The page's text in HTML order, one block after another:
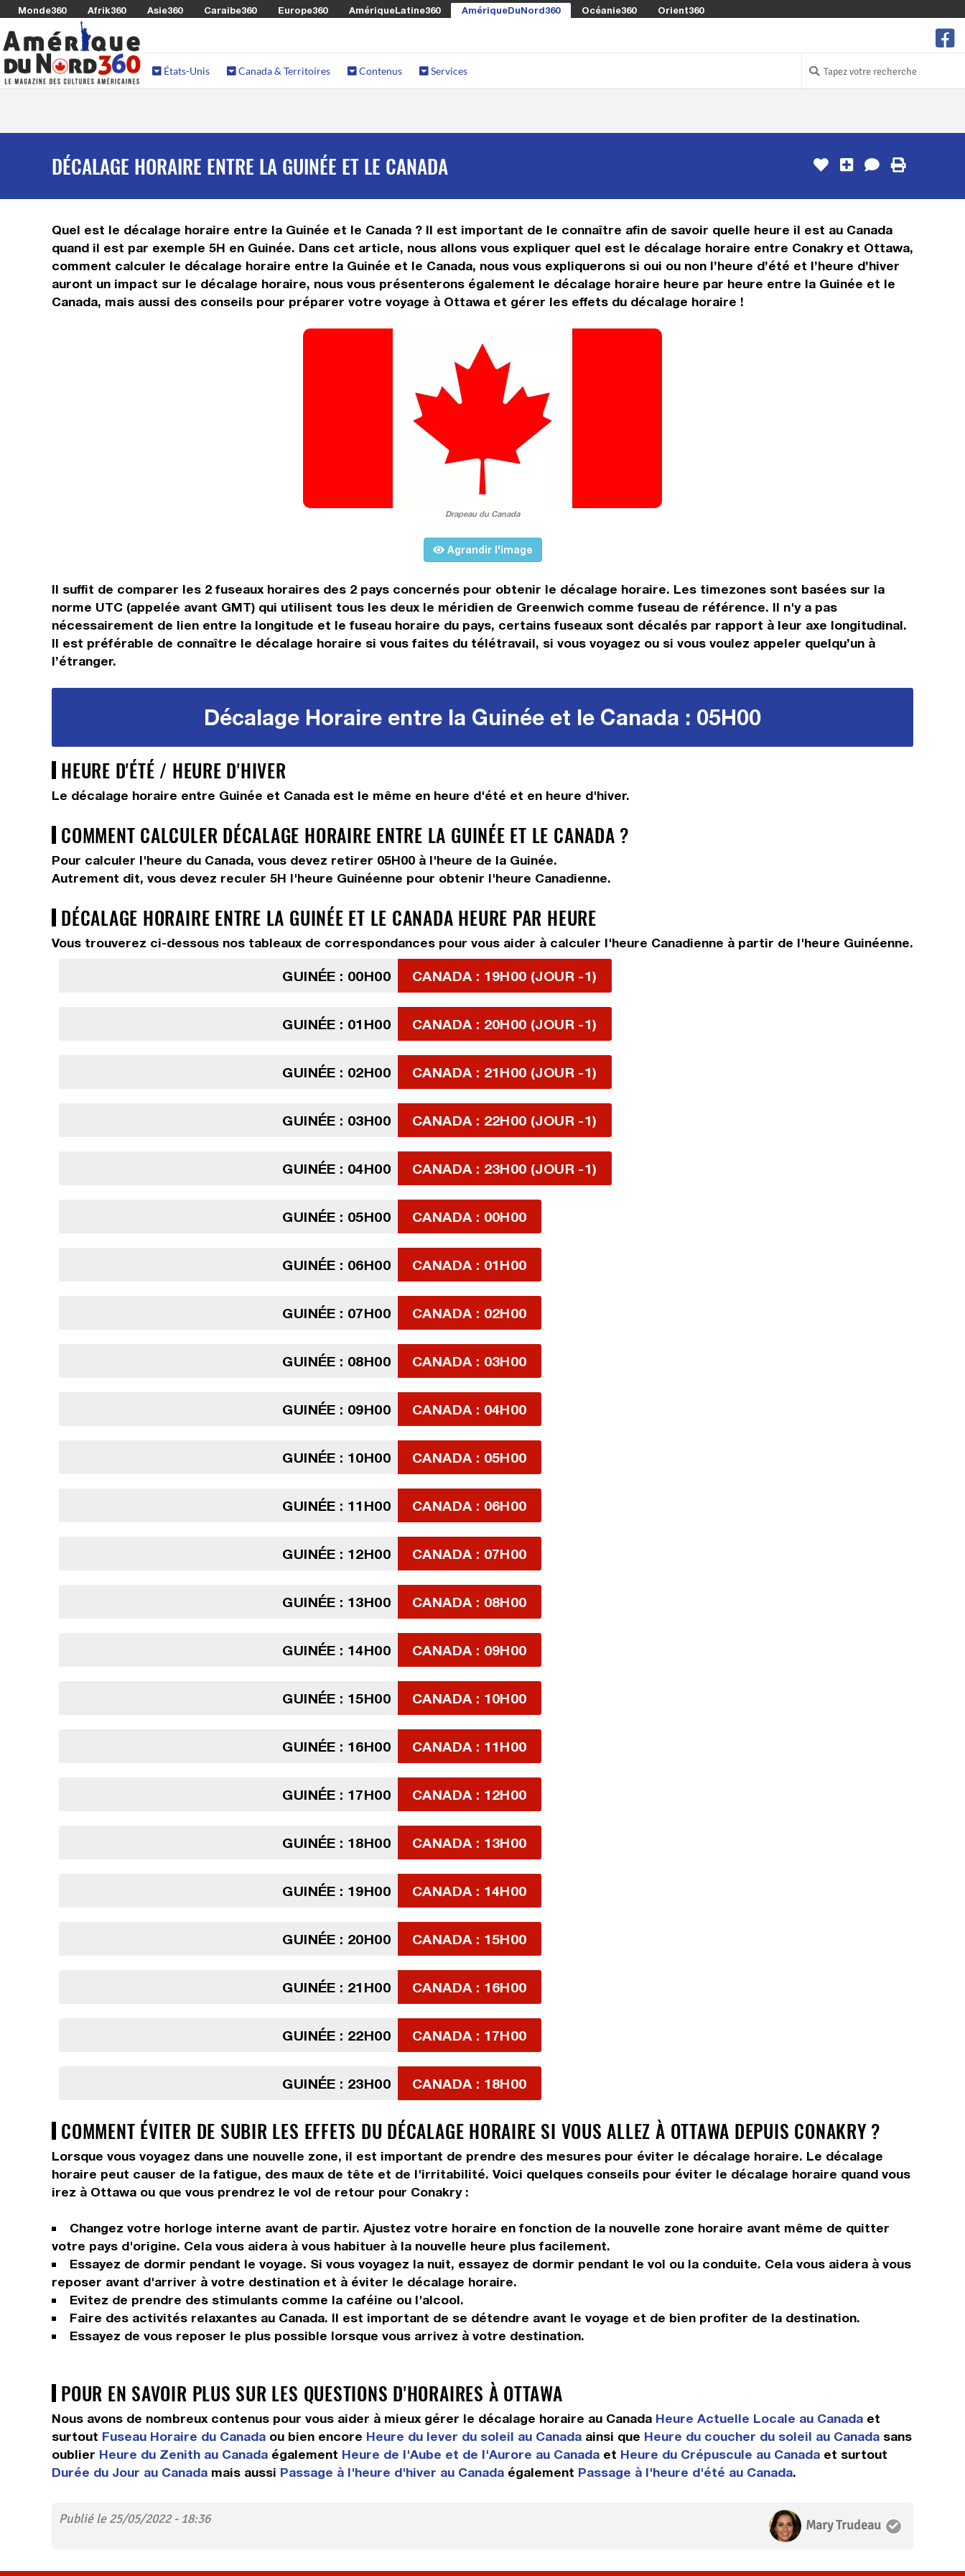
Monde360 Afrik360 Asie360 Caraibe360 Europe360 AmériqueLatine360 AmériqueDuNord360 Océanie360 Orient360
États-Unis Canada & Territoires Contenus Services
DÉCALAGE HORAIRE ENTRE LA GUINÉE ET LE CANADA
Quel est le décalage horaire entre la Guinée et le Canada ? Il est important de le connaître afin de savoir quelle heure il est au Canada
quand il est par exemple 5H en Guinée. Dans cet article, nous allons vous expliquer quel est le décalage horaire entre Conakry et Ottawa,
comment calculer le décalage horaire entre la Guinée et le Canada, nous vous expliquerons si oui ou non l’heure d’été et l’heure d’hiver
auront un impact sur le décalage horaire, nous vous présenterons également le décalage horaire heure par heure entre la Guinée et le
Canada, mais aussi des conseils pour préparer votre voyage à Ottawa et gérer les effets du décalage horaire !
Drapeau du Canada
Agrandir l'image
Il suffit de comparer les 2 fuseaux horaires des 2 pays concernés pour obtenir le décalage horaire. Les timezones sont basées sur la
norme UTC (appelée avant GMT) qui utilisent tous les deux le méridien de Greenwich comme fuseau de référence. Il n'y a pas
nécessairement de lien entre la longitude et le fuseau horaire du pays, certains fuseaux sont décalés par rapport à leur axe longitudinal.
Il est préférable de connaître le décalage horaire si vous faites du télétravail, si vous voyagez ou si vous voulez appeler quelqu’un à
l’étranger.
Décalage Horaire entre la Guinée et le Canada : 05H00
HEURE D'ÉTÉ / HEURE D'HIVER
Le décalage horaire entre Guinée et Canada est le même en heure d'été et en heure d'hiver.
COMMENT CALCULER DÉCALAGE HORAIRE ENTRE LA GUINÉE ET LE CANADA ?
Pour calculer l'heure du Canada, vous devez retirer 05H00 à l'heure de la Guinée.
Autrement dit, vous devez reculer 5H l'heure Guinéenne pour obtenir l'heure Canadienne.
DÉCALAGE HORAIRE ENTRE LA GUINÉE ET LE CANADA HEURE PAR HEURE
Vous trouverez ci-dessous nos tableaux de correspondances pour vous aider à calculer l'heure Canadienne à partir de l'heure Guinéenne.
GUINÉE : 00H00 CANADA : 19H00 (JOUR -1)
GUINÉE : 01H00 CANADA : 20H00 (JOUR -1)
GUINÉE : 02H00 CANADA : 21H00 (JOUR -1)
GUINÉE : 03H00 CANADA : 22H00 (JOUR -1)
GUINÉE : 04H00 CANADA : 23H00 (JOUR -1)
GUINÉE : 05H00 CANADA : 00H00
GUINÉE : 06H00 CANADA : 01H00
GUINÉE : 07H00 CANADA : 02H00
GUINÉE : 08H00 CANADA : 03H00
GUINÉE : 09H00 CANADA : 04H00
GUINÉE : 10H00 CANADA : 05H00
GUINÉE : 11H00 CANADA : 06H00
GUINÉE : 12H00 CANADA : 07H00
GUINÉE : 13H00 CANADA : 08H00
GUINÉE : 14H00 CANADA : 09H00
GUINÉE : 15H00 CANADA : 10H00
GUINÉE : 16H00 CANADA : 11H00
GUINÉE : 17H00 CANADA : 12H00
GUINÉE : 18H00 CANADA : 13H00
GUINÉE : 19H00 CANADA : 14H00
GUINÉE : 20H00 CANADA : 15H00
GUINÉE : 21H00 CANADA : 16H00
GUINÉE : 22H00 CANADA : 17H00
GUINÉE : 23H00 CANADA : 18H00
COMMENT ÉVITER DE SUBIR LES EFFETS DU DÉCALAGE HORAIRE SI VOUS ALLEZ À OTTAWA DEPUIS CONAKRY ?
Lorsque vous voyagez dans une nouvelle zone, il est important de prendre des mesures pour éviter le décalage horaire. Le décalage
horaire peut causer de la fatigue, des maux de tête et de l'irritabilité. Voici quelques conseils pour éviter le décalage horaire quand vous
irez à Ottawa ou que vous prendrez le vol de retour pour Conakry :
Changez votre horloge interne avant de partir. Ajustez votre horaire en fonction de la nouvelle zone horaire avant même de quitter
votre pays d'origine. Cela vous aidera à vous habituer à la nouvelle heure plus facilement.
Essayez de dormir pendant le voyage. Si vous voyagez la nuit, essayez de dormir pendant le vol ou la conduite. Cela vous aidera à vous
reposer avant d'arriver à votre destination et à éviter le décalage horaire.
Evitez de prendre des stimulants comme la caféine ou l'alcool.
Faire des activités relaxantes au Canada. Il est important de se détendre avant le voyage et de bien profiter de la destination.
Essayez de vous reposer le plus possible lorsque vous arrivez à votre destination.
POUR EN SAVOIR PLUS SUR LES QUESTIONS D'HORAIRES À OTTAWA
Nous avons de nombreux contenus pour vous aider à mieux gérer le décalage horaire au Canada Heure Actuelle Locale au Canada et
surtout Fuseau Horaire du Canada ou bien encore Heure du lever du soleil au Canada ainsi que Heure du coucher du soleil au Canada sans
oublier Heure du Zenith au Canada également Heure de l'Aube et de l'Aurore au Canada et Heure du Crépuscule au Canada et surtout
Durée du Jour au Canada mais aussi Passage à l'heure d'hiver au Canada également Passage à l'heure d'été au Canada.
Publié le 25/05/2022 - 18:36 Mary Trudeau